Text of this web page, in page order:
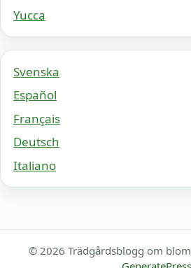
Yucca
Svenska
Español
Français
Deutsch
Italiano
© 2026 Trädgårdsblogg om